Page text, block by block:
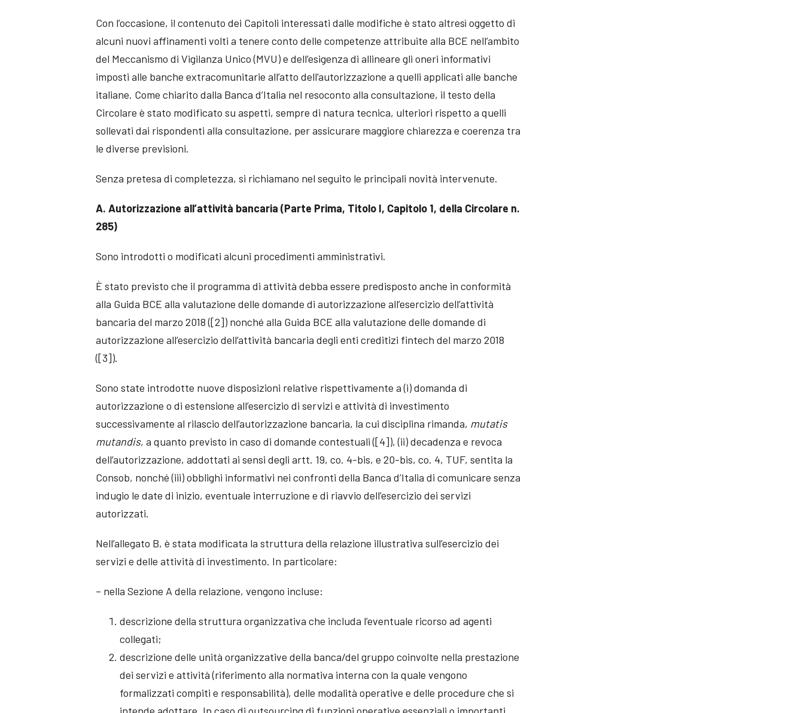
Con l’occasione, il contenuto dei Capitoli interessati dalle modifiche è stato altresì oggetto di
alcuni nuovi affinamenti volti a tenere conto delle competenze attribuite alla BCE nell’ambito
del Meccanismo di Vigilanza Unico (MVU) e dell’esigenza di allineare gli oneri informativi
imposti alle banche extracomunitarie all’atto dell’autorizzazione a quelli applicati alle banche
italiane. Come chiarito dalla Banca d’Italia nel resoconto alla consultazione, il testo della
Circolare è stato modificato su aspetti, sempre di natura tecnica, ulteriori rispetto a quelli
sollevati dai rispondenti alla consultazione, per assicurare maggiore chiarezza e coerenza tra
le diverse previsioni.
Senza pretesa di completezza, si richiamano nel seguito le principali novità intervenute.
A. Autorizzazione all’attività bancaria (Parte Prima, Titolo I, Capitolo 1, della Circolare n.
285)
Sono introdotti o modificati alcuni procedimenti amministrativi.
È stato previsto che il programma di attività debba essere predisposto anche in conformità
alla Guida BCE alla valutazione delle domande di autorizzazione all’esercizio dell’attività
bancaria del marzo 2018 ([2]) nonché alla Guida BCE alla valutazione delle domande di
autorizzazione all’esercizio dell’attività bancaria degli enti creditizi fintech del marzo 2018
([3]).
Sono state introdotte nuove disposizioni relative rispettivamente a (i) domanda di
autorizzazione o di estensione all’esercizio di servizi e attività di investimento
successivamente al rilascio dell’autorizzazione bancaria, la cui disciplina rimanda, mutatis
mutandis, a quanto previsto in caso di domande contestuali ([4]), (ii) decadenza e revoca
dell’autorizzazione, addottati ai sensi degli artt. 19, co. 4-bis, e 20-bis, co. 4, TUF, sentita la
Consob, nonché (iii) obblighi informativi nei confronti della Banca d’Italia di comunicare senza
indugio le date di inizio, eventuale interruzione e di riavvio dell’esercizio dei servizi
autorizzati.
Nell’allegato B, è stata modificata la struttura della relazione illustrativa sull’esercizio dei
servizi e delle attività di investimento. In particolare:
– nella Sezione A della relazione, vengono incluse:
descrizione della struttura organizzativa che includa l’eventuale ricorso ad agenti
collegati;
descrizione delle unità organizzative della banca/del gruppo coinvolte nella prestazione
dei servizi e attività (riferimento alla normativa interna con la quale vengono
formalizzati compiti e responsabilità), delle modalità operative e delle procedure che si